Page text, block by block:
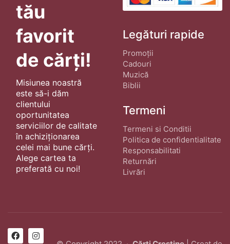
tău
favorit
de cărți!
Misiunea noastră
este să-i dăm
clientului
oportunitatea
serviciilor de calitate
în achiziționarea
celei mai bune cărți.
Alege cartea ta
preferată cu noi!
Legături rapide
Promoții
Cadouri
Muzică
Biblii
Termeni
Termeni si Conditii
Politica de confidentialitate
Responsabilitati
Returnări
Livrări